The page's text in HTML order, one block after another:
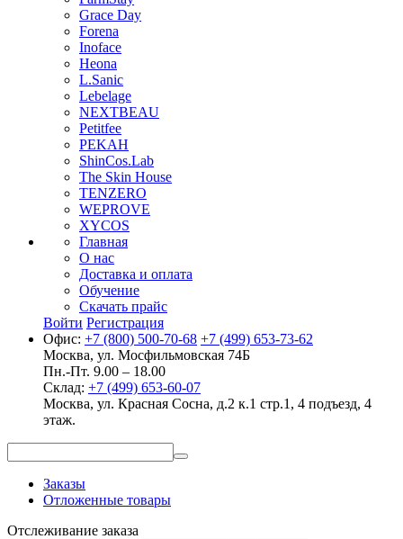
Grace Day
Forena
Inoface
Heona
L.Sanic
Lebelage
NEXTBEAU
Petitfee
PEKAH
ShinCos.Lab
The Skin House
TENZERO
WEPROVE
XYCOS
Главная
О нас
Доставка и оплата
Обучение
Скачать прайс
Войти Регистрация
Офис: +7 (800) 500-70-68 +7 (499) 653-73-62
Москва, ул. Мосфильмовская 74Б
Пн.-Пт. 9.00 – 18.00
Склад: +7 (499) 653-60-07
Москва, ул. Красная Сосна, д.2 к.1 стр.1, 4 подъезд, 4
этаж.
Заказы
Отложенные товары
Отслеживание заказа